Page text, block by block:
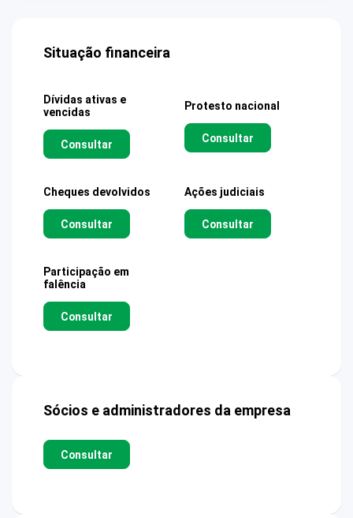
Situação financeira
Dívidas ativas e
vencidas
Consultar
Protesto nacional
Consultar
Cheques devolvidos
Consultar
Ações judiciais
Consultar
Participação em
falência
Consultar
Sócios e administradores da empresa
Consultar